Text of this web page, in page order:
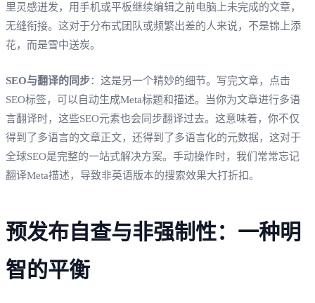
里灵感迸发，用手机或平板继续编辑之前电脑上未完成的文章，
无缝衔接。这对于分布式团队或频繁出差的人来说，不是锦上添
花，而是雪中送炭。
SEO与翻译的同步：这是另一个精妙的细节。写完文章，点击
SEO标签，可以自动生成Meta标题和描述。当你为文章进行多语
言翻译时，这些SEO元素也会同步翻译过去。这意味着，你不仅
得到了多语言的文章正文，还得到了多语言化的元数据，这对于
全球SEO是完整的一站式解决方案。手动操作时，我们常常忘记
翻译Meta描述，导致非英语版本的搜索效果大打折扣。
预发布自查与非强制性：一种明
智的平衡